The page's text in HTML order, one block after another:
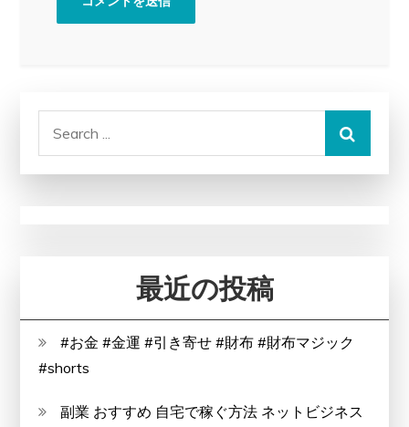
最近の投稿
#お金 #金運 #引き寄せ #財布 #財布マジック
#shorts
副業 おすすめ 自宅で稼ぐ方法 ネットビジネス